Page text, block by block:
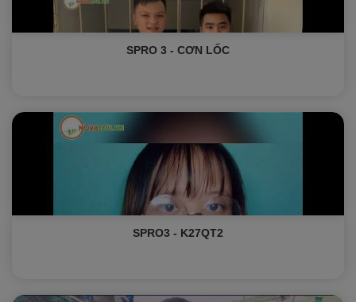
SPRO 3 - CƠN LỐC
SPRO3 - K27QT2